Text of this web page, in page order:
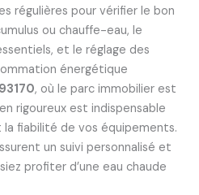
régulières pour vérifier le bon
ou chauffe-eau, le
et le réglage des
énergétique
, où le parc immobilier est
rigoureux est indispensable
fiabilité de vos équipements.
un suivi personnalisé et
profiter d’une eau chaude